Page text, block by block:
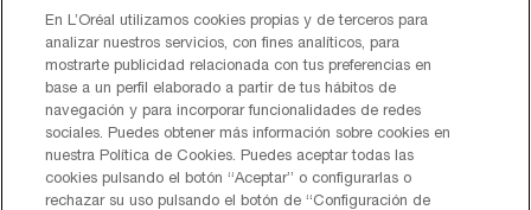
Opción de compra
€ - ES (ES)
© Lancôme 2026
En L’Oréal utilizamos cookies propias y de terceros para
analizar nuestros servicios, con fines analíticos, para
mostrarte publicidad relacionada con tus preferencias en
base a un perfil elaborado a partir de tus hábitos de
navegación y para incorporar funcionalidades de redes
sociales. Puedes obtener más información sobre cookies en
nuestra Política de Cookies. Puedes aceptar todas las
cookies pulsando el botón “Aceptar” o configurarlas o
rechazar su uso pulsando el botón de “Configuración de